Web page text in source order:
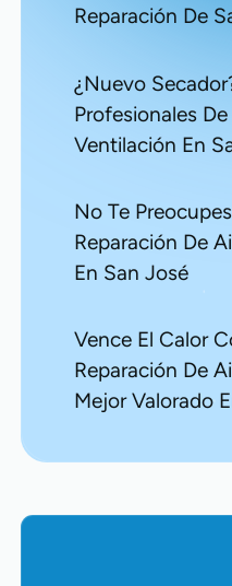
Reparación De
¿Nuevo
Profesionales
Ventilación En
No Te
Reparación De
En San José
Vence El Calor
Reparación De
Mejor Valorado